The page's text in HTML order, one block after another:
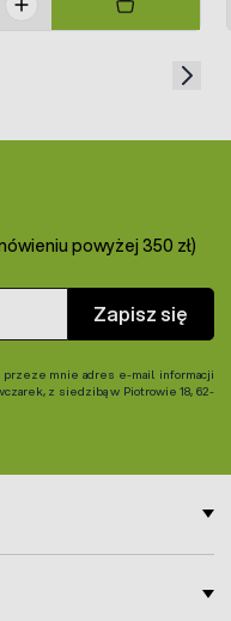
powyżej 350 zł)
Zapisz się
przeze mnie adres e-mail informacji
z siedzibą w Piotrowie 18, 62-